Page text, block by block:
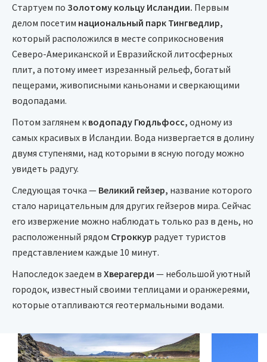
Стартуем по Золотому кольцу Исландии. Первым
делом посетим национальный парк Тингведлир,
который расположился в месте соприкосновения
Северо-Американской и Евразийской литосферных
плит, а потому имеет изрезанный рельеф, богатый
пещерами, живописными каньонами и сверкающими
водопадами.
Потом заглянем к водопаду Гюдльфосс, одному из
самых красивых в Исландии. Вода низвергается в долину
двумя ступенями, над которыми в ясную погоду можно
увидеть радугу.
Следующая точка — Великий гейзер, название которого
стало нарицательным для других гейзеров мира. Сейчас
его извержение можно наблюдать только раз в день, но
расположенный рядом Строккур радует туристов
представлением каждые 10 минут.
Напоследок заедем в Хверагерди — небольшой уютный
городок, известный своими теплицами и оранжереями,
которые отапливаются геотермальными водами.